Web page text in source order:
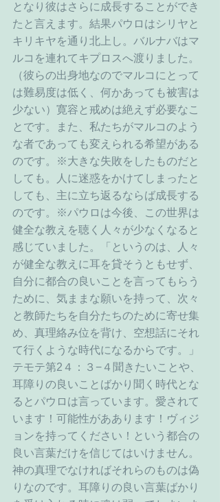
となり彼はさらに成長することができ
たと言えます。結果パウロはシリヤと
キリキヤを通り北上し。バルナバはマ
ルコを連れてキプロスへ渡りました。
（彼らの出身地なのでマルコにとって
は難易度は低く、何かあっても被害は
少ない）寛容と戒めは絶えず必要なこ
とです。また、私たちがマルコのよう
な者であっても変えられる希望がある
のです。※大きな失敗をしたものだと
しても。人に迷惑をかけてしまったと
しても、主に立ち返るならば成長する
のです。※パウロは今後、この世界は
健全な教えを聴く人々が少なくなると
感じていました。「というのは、人々
が健全な教えに耳を貸そうともせず、
自分に都合の良いことを言ってもらう
ために、気ままな願いを持って、次々
と教師たちを自分たちのために寄せ集
め、真理絡み位を背け、空想話にそれ
て行くような時代になるからです。」
テモテ第2４：３−４聞きたいことや、
耳障りの良いことばかり聞く時代とな
るとパウロは言っています。愛されて
います！可能性がああります！ヴィジ
ョンを持ってください！という都合の
良い言葉だけを信じてはいけません。
神の真理でなければそれらのものは偽
りなのです。耳障りの良い言葉ばかり